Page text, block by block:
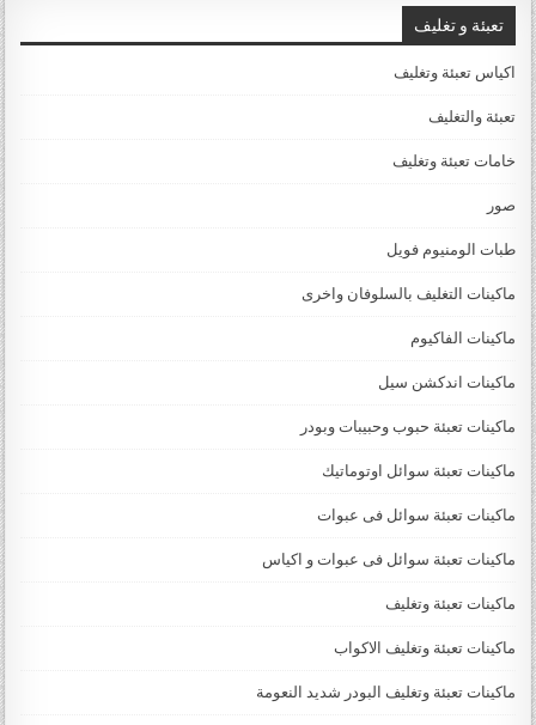
تعبئة و تغليف
اكياس تعبئة وتغليف
تعبئة والتغليف
خامات تعبئة وتغليف
صور
طبات الومنيوم فويل
ماكينات التغليف بالسلوفان واخرى
ماكينات الفاكيوم
ماكينات اندكشن سيل
ماكينات تعبئة حبوب وحبيبات وبودر
ماكينات تعبئة سوائل اوتوماتيك
ماكينات تعبئة سوائل فى عبوات
ماكينات تعبئة سوائل فى عبوات و اكياس
ماكينات تعبئة وتغليف
ماكينات تعبئة وتغليف الاكواب
ماكينات تعبئة وتغليف البودر شديد النعومة